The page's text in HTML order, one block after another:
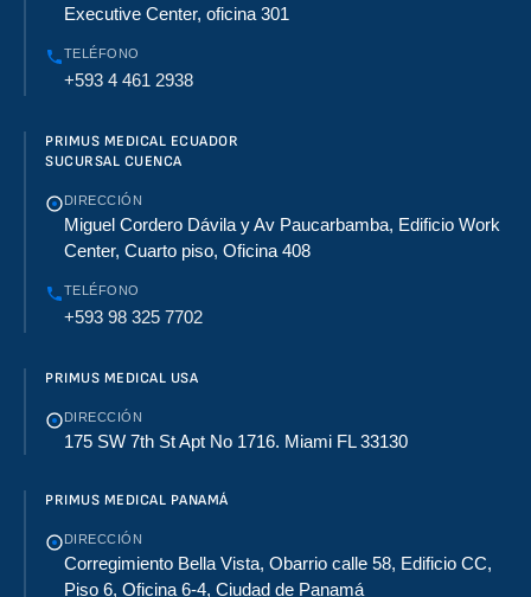
Executive Center, oficina 301
TELÉFONO
+593 4 461 2938
PRIMUS MEDICAL ECUADOR
SUCURSAL CUENCA
DIRECCIÓN
Miguel Cordero Dávila y Av Paucarbamba, Edificio Work
Center, Cuarto piso, Oficina 408
TELÉFONO
+593 98 325 7702
PRIMUS MEDICAL USA
DIRECCIÓN
175 SW 7th St Apt No 1716. Miami FL 33130
PRIMUS MEDICAL PANAMÁ
DIRECCIÓN
Corregimiento Bella Vista, Obarrio calle 58, Edificio CC,
Piso 6, Oficina 6-4, Ciudad de Panamá